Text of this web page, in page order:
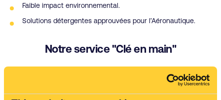
Faible impact environnemental.
Solutions détergentes approuvées pour l’Aéronautique.
Notre service "Clé en main"
Machines